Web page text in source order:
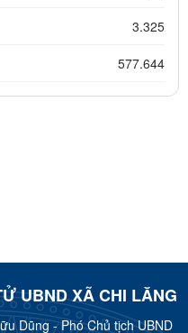
3.325
577.644
UBND XÃ CHI LĂNG
Dũng - Phó Chủ tịch UBND